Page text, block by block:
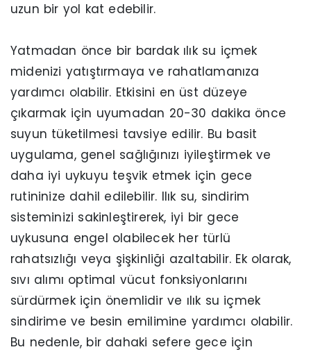
uzun bir yol kat edebilir.
Yatmadan önce bir bardak ılık su içmek
midenizi yatıştırmaya ve rahatlamanıza
yardımcı olabilir. Etkisini en üst düzeye
çıkarmak için uyumadan 20-30 dakika önce
suyun tüketilmesi tavsiye edilir. Bu basit
uygulama, genel sağlığınızı iyileştirmek ve
daha iyi uykuyu teşvik etmek için gece
rutininize dahil edilebilir. Ilık su, sindirim
sisteminizi sakinleştirerek, iyi bir gece
uykusuna engel olabilecek her türlü
rahatsızlığı veya şişkinliği azaltabilir. Ek olarak,
sıvı alımı optimal vücut fonksiyonlarını
sürdürmek için önemlidir ve ılık su içmek
sindirime ve besin emilimine yardımcı olabilir.
Bu nedenle, bir dahaki sefere gece için